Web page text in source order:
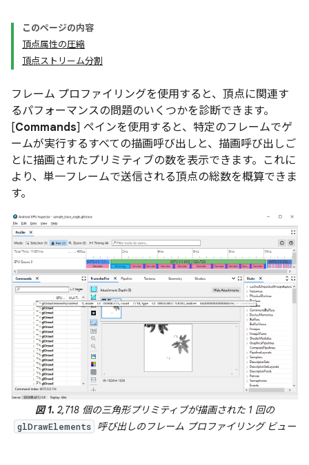
このページの内容
頂点属性の圧縮
頂点ストリーム分割
フレーム プロファイリングを使用すると、頂点に関連す
るパフォーマンスの問題のいくつかを診断できます。
[Commands] ペインを使用すると、特定のフレームでゲ
ームが実行するすべての描画呼び出しと、描画呼び出しご
とに描画されたプリミティブの数を表示できます。これに
より、単一フレームで送信される頂点の総数を概算できま
す。
図 1. 2,718 個の三角形プリミティブが描画された 1 回の
glDrawElements 呼び出しのフレーム プロファイリング ビュー